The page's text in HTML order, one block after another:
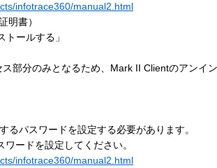
infotrace360/manual2.html
書）
ールする」
部分のみとなるため、Mark II Clientのアンイ
パスワードを設定する必要があります。
ードを設定してください。
infotrace360/manual2.html